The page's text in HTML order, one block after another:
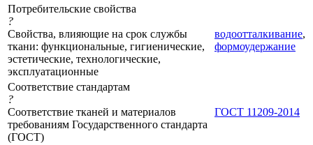
Потребительские свойства
?
Свойства, влияющие на срок службы
ткани: функциональные, гигиенические,
эстетические, технологические,
эксплуатационные
водоотталкивание,
формоудержание
Соответствие стандартам
?
Соответствие тканей и материалов
требованиям Государственного стандарта
(ГОСТ)
ГОСТ 11209-2014